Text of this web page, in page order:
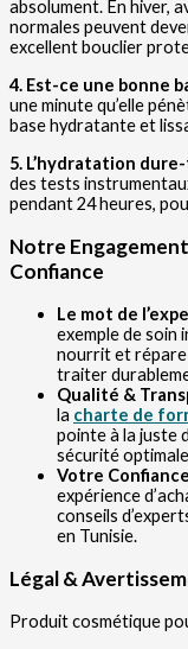
absolument. En hiver,
normales peuvent
excellent bouclier
4. Est-ce une bonne
une minute qu’elle
base hydratante et
5. L’hydratation
des tests
pendant 24 heures,
Notre
Confiance
Le mot de
exemple de soin
nourrit et répare
traiter
Qualité &
la charte de
pointe à la juste
sécurité
Votre
expérience
conseils
en Tunisie.
Légal &
Produit cosmétique